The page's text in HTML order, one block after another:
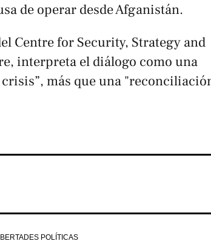
de operar desde Afganistán.
Centre for Security, Strategy and
interpreta el diálogo como una
más que una
POLÍTICAS